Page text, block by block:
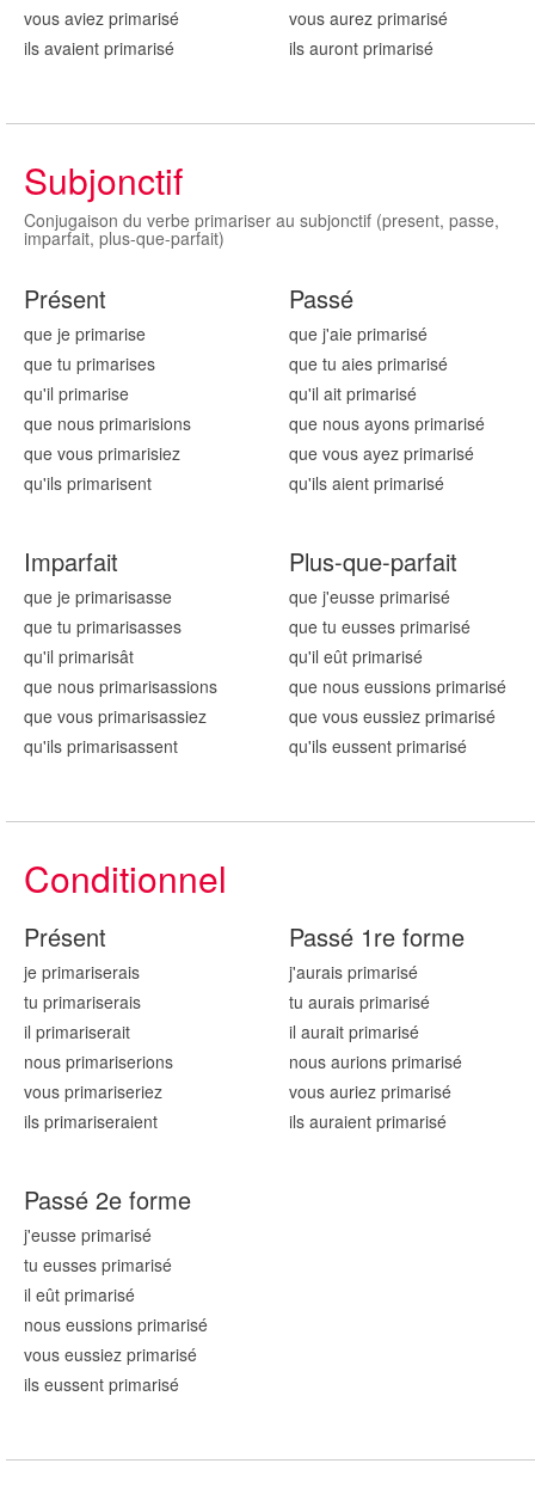
vous aviez primarisé
ils avaient primarisé
vous aurez primarisé
ils auront primarisé
Subjonctif
Conjugaison du verbe primariser au subjonctif (present, passe,
imparfait, plus-que-parfait)
Présent
que je primarise
que tu primarises
qu'il primarise
que nous primarisions
que vous primarisiez
qu'ils primarisent
Passé
que j'aie primarisé
que tu aies primarisé
qu'il ait primarisé
que nous ayons primarisé
que vous ayez primarisé
qu'ils aient primarisé
Imparfait
que je primarisasse
que tu primarisasses
qu'il primarisât
que nous primarisassions
que vous primarisassiez
qu'ils primarisassent
Plus-que-parfait
que j'eusse primarisé
que tu eusses primarisé
qu'il eût primarisé
que nous eussions primarisé
que vous eussiez primarisé
qu'ils eussent primarisé
Conditionnel
Présent
je primariserais
tu primariserais
il primariserait
nous primariserions
vous primariseriez
ils primariseraient
Passé 1re forme
j'aurais primarisé
tu aurais primarisé
il aurait primarisé
nous aurions primarisé
vous auriez primarisé
ils auraient primarisé
Passé 2e forme
j'eusse primarisé
tu eusses primarisé
il eût primarisé
nous eussions primarisé
vous eussiez primarisé
ils eussent primarisé